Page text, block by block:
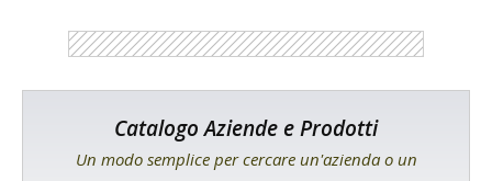
Catalogo Aziende e Prodotti
Un modo semplice per cercare un'azienda o un